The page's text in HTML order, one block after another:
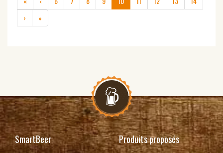
›
»
SmartBeer
Produits proposés